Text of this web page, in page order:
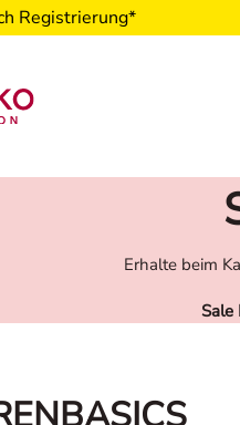
Registrierung*
Erhalte beim
Sale